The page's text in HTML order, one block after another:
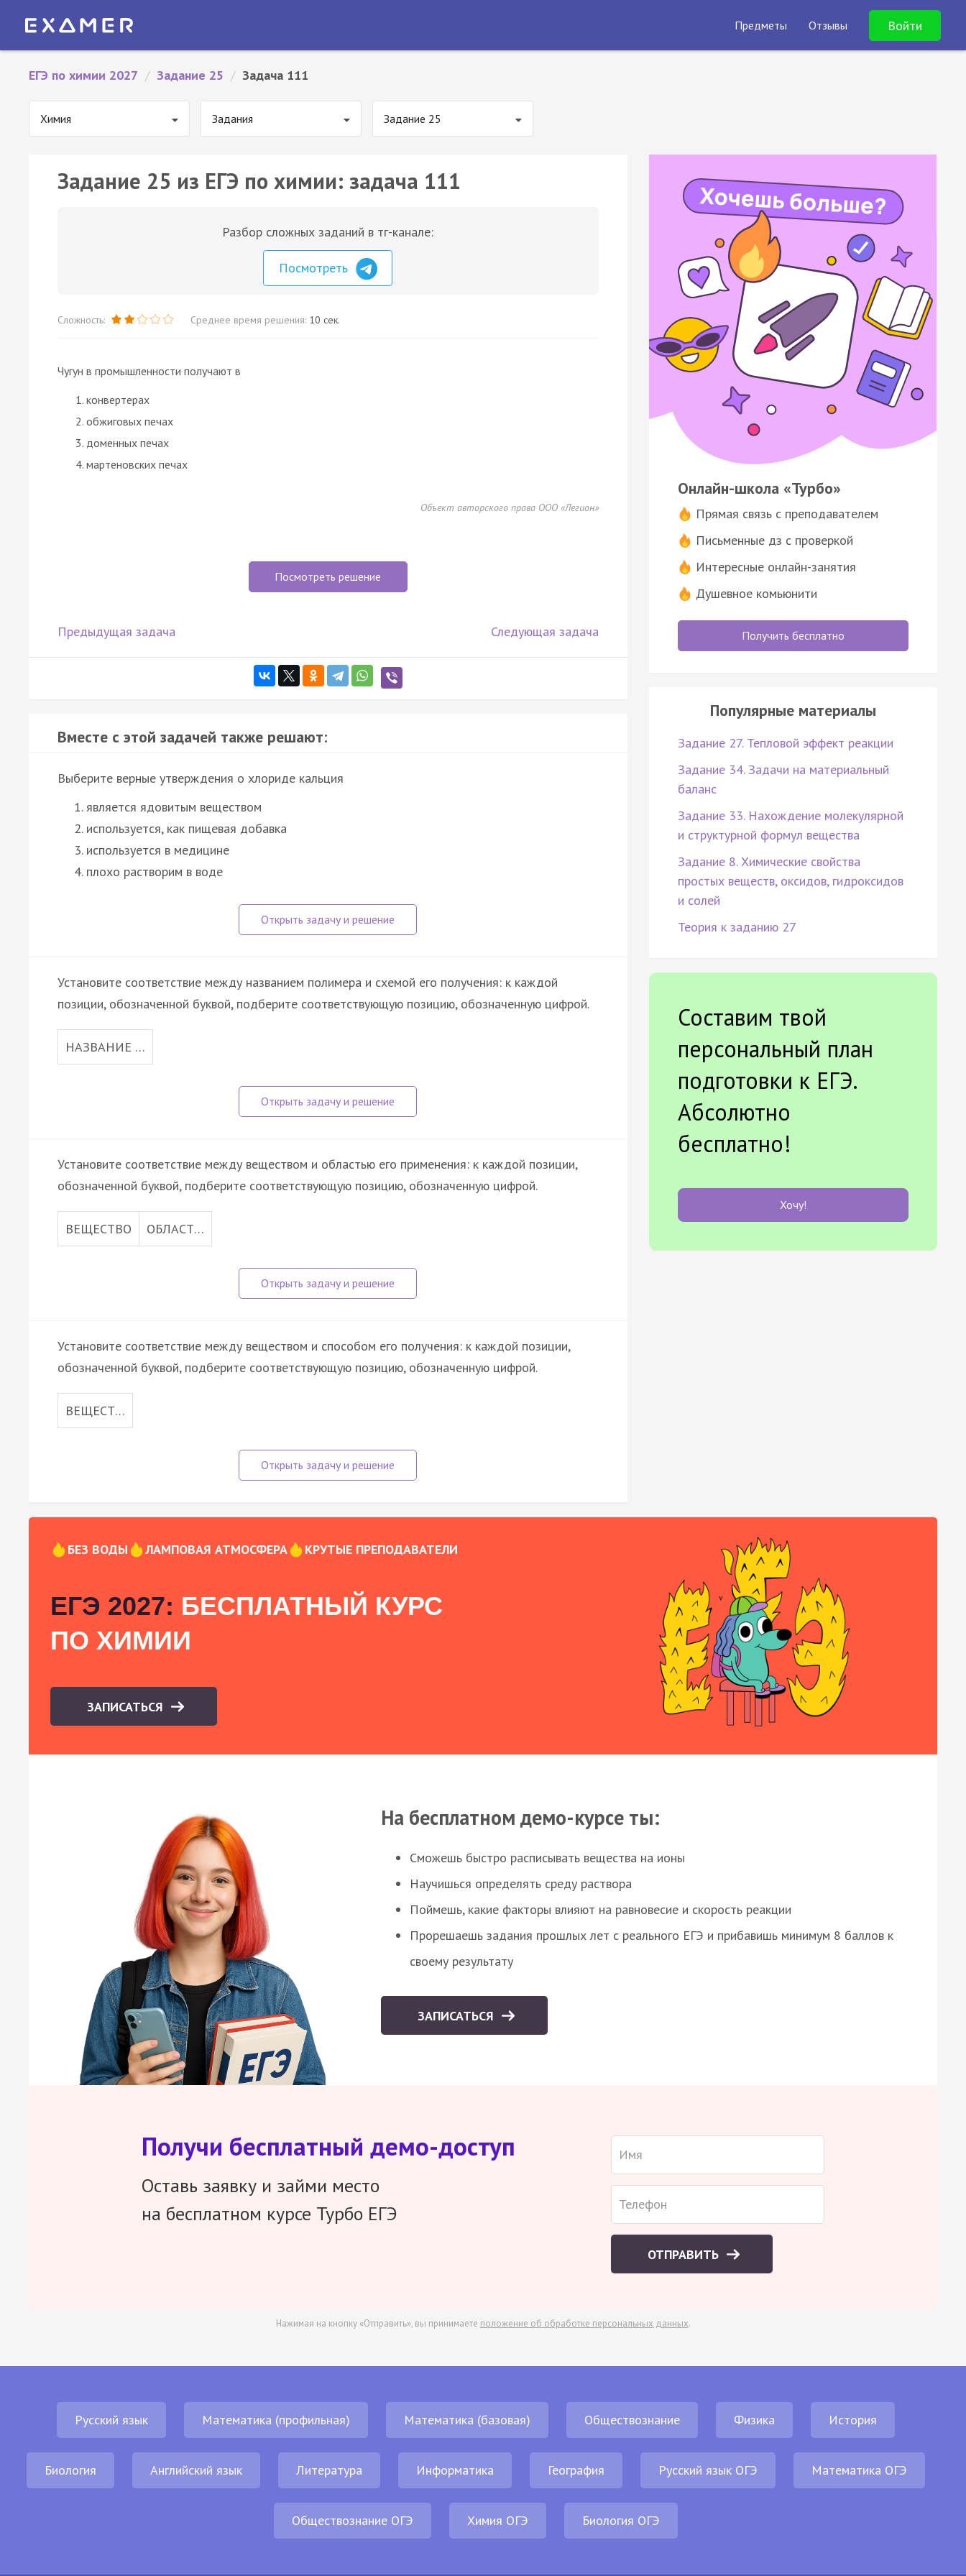
Предметы Отзывы Войти
ЕГЭ по химии 2027 / Задание 25 / Задача 111
Химия Задания Задание 25
Задание 25 из ЕГЭ по химии: задача 111
Разбор сложных заданий в тг-канале:
Посмотреть
Сложность: Среднее время решения: 10 сек.
Чугун в промышленности получают в
конвертерах
обжиговых печах
доменных печах
мартеновских печах
Объект авторского права ООО «Легион»
Посмотреть решение
Предыдущая задача Следующая задача
Вместе с этой задачей также решают:
Выберите верные утверждения о хлориде кальция
является ядовитым веществом
используется, как пищевая добавка
используется в медицине
плохо растворим в воде
Установите соответствие между названием полимера и схемой его получения: к каждой
позиции, обозначенной буквой, подберите соответствующую позицию, обозначенную цифрой.
НАЗВАНИЕ …
Установите соответствие между веществом и областью его применения: к каждой позиции,
обозначенной буквой, подберите соответствующую позицию, обозначенную цифрой.
ВЕЩЕСТВО ОБЛАСТ…
Установите соответствие между веществом и способом его получения: к каждой позиции,
обозначенной буквой, подберите соответствующую позицию, обозначенную цифрой.
ВЕЩЕСТ…
Онлайн-школа «Турбо»
Прямая связь с преподавателем
Письменные дз с проверкой
Интересные онлайн-занятия
Душевное комьюнити
Получить бесплатно
Популярные материалы
Задание 27. Тепловой эффект реакции
Задание 34. Задачи на материальный
баланс
Задание 33. Нахождение молекулярной
и структурной формул вещества
Задание 8. Химические свойства
простых веществ, оксидов, гидроксидов
и солей
Теория к заданию 27
Составим твой
персональный план
подготовки к ЕГЭ.
Абсолютно
бесплатно!
Хочу!
БЕЗ ВОДЫ ЛАМПОВАЯ АТМОСФЕРА КРУТЫЕ ПРЕПОДАВАТЕЛИ
ЕГЭ 2027: БЕСПЛАТНЫЙ КУРС
ПО ХИМИИ
ЗАПИСАТЬСЯ
На бесплатном демо-курсе ты:
Сможешь быстро расписывать вещества на ионы
Научишься определять среду раствора
Поймешь, какие факторы влияют на равновесие и скорость реакции
Прорешаешь задания прошлых лет с реального ЕГЭ и прибавишь минимум 8 баллов к
своему результату
ЗАПИСАТЬСЯ
Получи бесплатный демо-доступ
Оставь заявку и займи место
на бесплатном курсе Турбо ЕГЭ
ОТПРАВИТЬ
Нажимая на кнопку «Отправить», вы принимаете положение об обработке персональных данных.
Русский язык Математика (профильная) Математика (базовая) Обществознание Физика История
Биология Английский язык Литература Информатика География Русский язык ОГЭ Математика ОГЭ
Обществознание ОГЭ Химия ОГЭ Биология ОГЭ